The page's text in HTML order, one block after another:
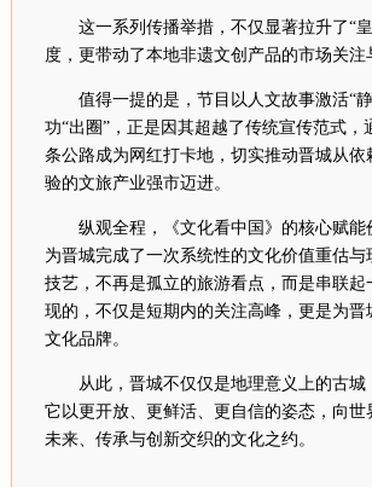
这一系列传播举措，不仅显著拉升了“
度，更带动了本地非遗文创产品的市场关
值得一提的是，节目以人文故事激活“
功“出圈”，正是因其超越了传统宣传范式
条公路成为网红打卡地，切实推动晋城从
验的文旅产业强市迈进。
纵观全程，《文化看中国》的核心赋
为晋城完成了一次系统性的文化价值重估
技艺，不再是孤立的旅游看点，而是串联
现的，不仅是短期内的关注高峰，更是为
文化品牌。
从此，晋城不仅仅是地理意义上的古
它以更开放、更鲜活、更自信的姿态，向
未来、传承与创新交织的文化之约。